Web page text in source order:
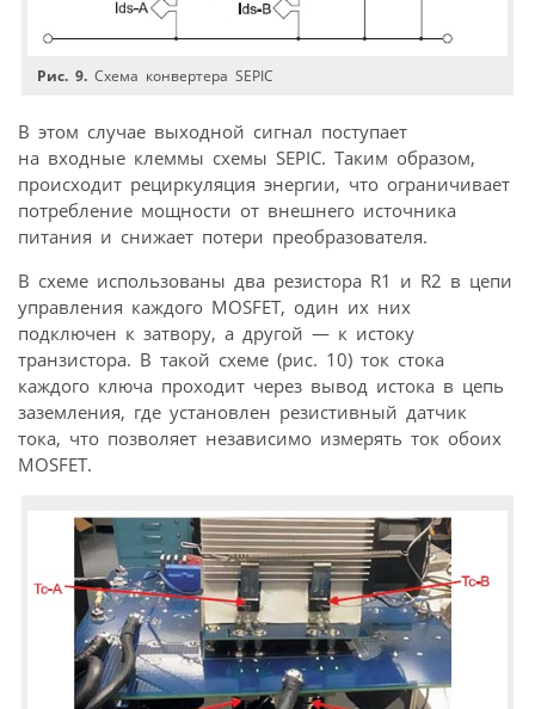
Рис. 9. Схема конвертера SEPIC
В этом случае выходной сигнал поступает
на входные клеммы схемы SEPIC. Таким образом,
происходит рециркуляция энергии, что ограничивает
потребление мощности от внешнего источника
питания и снижает потери преобразователя.
В схеме использованы два резистора R1 и R2 в цепи
управления каждого MOSFET, один их них
подключен к затвору, а другой — к истоку
транзистора. В такой схеме (рис. 10) ток стока
каждого ключа проходит через вывод истока в цепь
заземления, где установлен резистивный датчик
тока, что позволяет независимо измерять ток обоих
MOSFET.